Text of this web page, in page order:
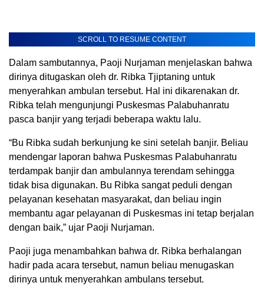
SCROLL TO RESUME CONTENT
Dalam sambutannya, Paoji Nurjaman menjelaskan bahwa
dirinya ditugaskan oleh dr. Ribka Tjiptaning untuk
menyerahkan ambulan tersebut. Hal ini dikarenakan dr.
Ribka telah mengunjungi Puskesmas Palabuhanratu
pasca banjir yang terjadi beberapa waktu lalu.
“Bu Ribka sudah berkunjung ke sini setelah banjir. Beliau
mendengar laporan bahwa Puskesmas Palabuhanratu
terdampak banjir dan ambulannya terendam sehingga
tidak bisa digunakan. Bu Ribka sangat peduli dengan
pelayanan kesehatan masyarakat, dan beliau ingin
membantu agar pelayanan di Puskesmas ini tetap berjalan
dengan baik,” ujar Paoji Nurjaman.
Paoji juga menambahkan bahwa dr. Ribka berhalangan
hadir pada acara tersebut, namun beliau menugaskan
dirinya untuk menyerahkan ambulans tersebut.